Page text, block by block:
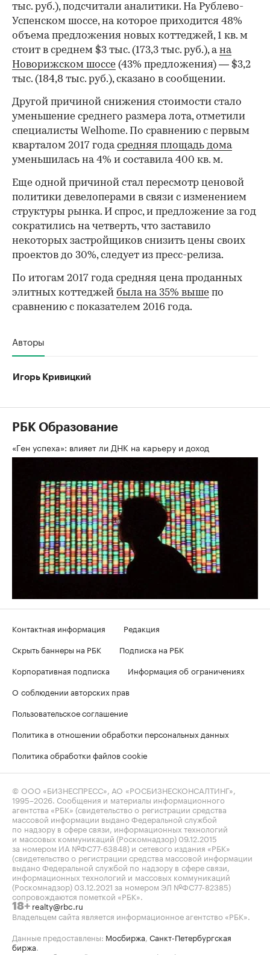
тыс. руб.), подсчитали аналитики. На Рублево-
Успенском шоссе, на которое приходится 48%
объема предложения новых коттеджей, 1 кв. м
стоит в среднем $3 тыс. (173,3 тыс. руб.), ана
Новорижском шоссе (43% предложения) — $3,2
тыс. (184,8 тыс. руб.), сказано в сообщении.
Другой причиной снижения стоимости стало
уменьшение среднего размера лота, отметили
специалисты Welhome. По сравнению с первым
кварталом 2017 годасредняя площадь дома
уменьшилась на 4% и составила 400 кв. м.
Еще одной причиной стал пересмотр ценовой
политики девелоперами в связи с изменением
структуры рынка. И спрос, и предложение за год
сократились на четверть, что заставило
некоторых застройщиков снизить цены своих
проектов до 30%, следует из пресс-релиза.
По итогам 2017 года средняя цена проданных
элитных коттеджей была на 35% выше по
сравнению с показателем 2016 года.
Авторы
Игорь Кривицкий
РБК Образование
«Ген успеха»: влияет ли ДНК на карьеру и доход
Контактная информация
Редакция
Скрыть баннеры на РБК
Подписка на РБК
Корпоративная подписка
Информация об ограничениях
О соблюдении авторских прав
Пользовательское соглашение
Политика в отношении обработки персональных данных
Политика обработки файлов cookie
© ООО «БИЗНЕСПРЕСС», АО «РОСБИЗНЕСКОНСАЛТИНГ»,
1995–2026 . Сообщения и материалы информационного
агентства «РБК» (свидетельство о регистрации средства
массовой информации выдано Федеральной службой
по надзору в сфере связи, информационных технологий
и массовых коммуникаций (Роскомнадзор) 09.12.2015
за номером ИА №ФС77-63848) и сетевого издания «РБК»
(свидетельство о регистрации средства массовой информации
выдано Федеральной службой по надзору в сфере связи,
информационных технологий и массовых коммуникаций
(Роскомнадзор) 03.12.2021 за номером ЭЛ №ФС77-82385)
сопровождаются пометкой «РБК».
18+ realty@rbc.ru
Владельцем сайта является информационное агентство «РБК».
Данные предоставлены: Мосбиржа Санкт-Петербургская
биржа